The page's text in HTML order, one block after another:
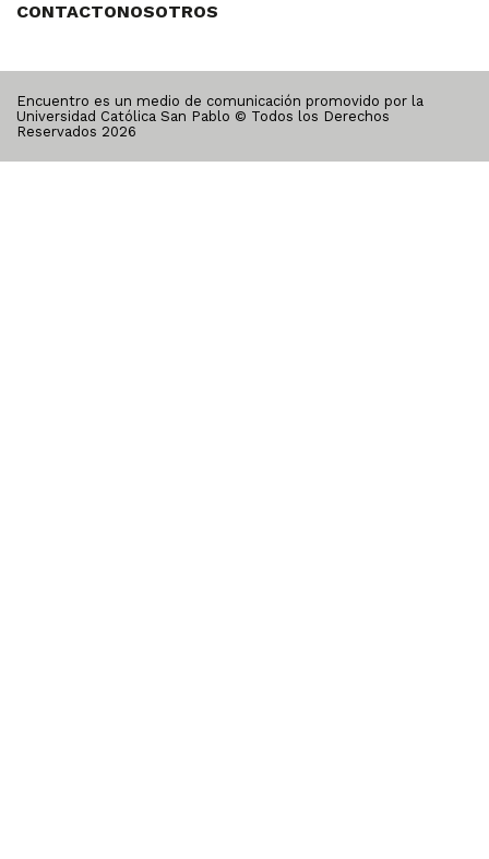
CONTACTONOSOTROS
Encuentro es un medio de comunicación promovido por la
Universidad Católica San Pablo © Todos los Derechos
Reservados 2026